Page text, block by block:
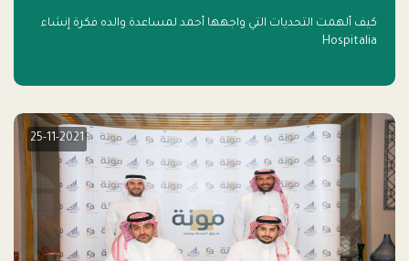
كيف ألهمت التحديات التي واجهها أحمد لمساعدة والده فكرة إنشاء
Hospitalia
25-11-2021